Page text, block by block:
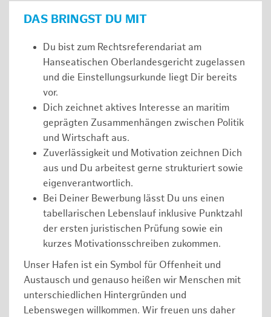
DAS BRINGST DU MIT
Du bist zum Rechtsreferendariat am
Hanseatischen Oberlandesgericht zugelassen
und die Einstellungsurkunde liegt Dir bereits
vor.
Dich zeichnet aktives Interesse an maritim
geprägten Zusammenhängen zwischen Politik
und Wirtschaft aus.
Zuverlässigkeit und Motivation zeichnen Dich
aus und Du arbeitest gerne strukturiert sowie
eigenverantwortlich.
Bei Deiner Bewerbung lässt Du uns einen
tabellarischen Lebenslauf inklusive Punktzahl
der ersten juristischen Prüfung sowie ein
kurzes Motivationsschreiben zukommen.
Unser Hafen ist ein Symbol für Offenheit und
Austausch und genauso heißen wir Menschen mit
unterschiedlichen Hintergründen und
Lebenswegen willkommen. Wir freuen uns daher